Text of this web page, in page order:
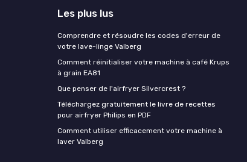
Les plus lus
Comprendre et résoudre les codes d'erreur de
votre lave-linge Valberg
Comment réinitialiser votre machine à café Krups
à grain EA81
Que penser de l'airfryer Silvercrest ?
Téléchargez gratuitement le livre de recettes
pour airfryer Philips en PDF
Comment utiliser efficacement votre machine à
laver Valberg